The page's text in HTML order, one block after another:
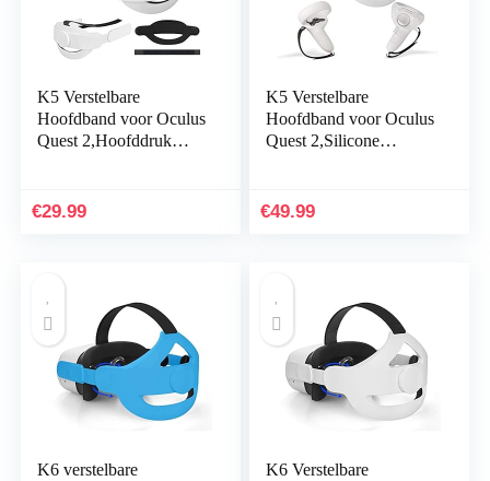
K5 Verstelbare
Hoofdband voor Oculus
Quest 2,Hoofddruk
Aanraking,Vervanging
€29.99
K5 Verstelbare
Hoofdband voor Oculus
Quest 2,Silicone
Covers voor Oculus
€49.99
K6 verstelbare
K6 Verstelbare